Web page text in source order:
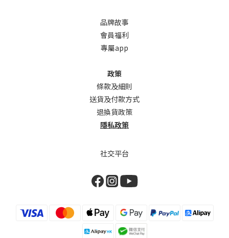
品牌故事
會員福利
專屬app
政策
條款及細則
送貨及付款方式
退換貨政策
隱私政策
社交平台